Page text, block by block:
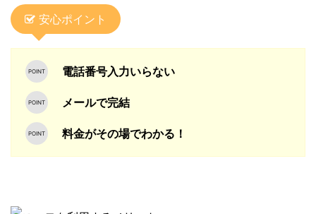
安心ポイント
電話番号入力いらない
メールで完結
料金がその場でわかる！